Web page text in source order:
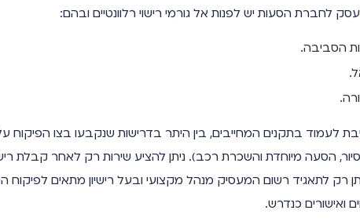
לחברת הסעות יש לפנות אל גורמי רישוי רלוונטיים ובהם:
הסביבה.
לעמוד בתקנים המחייבים, בין היתר בדרישות שנקבעו בצו הפיקוח
הסעה מיוחדת והשכרת רכב). ניתן להציע שירות רק לאחר קבלת
רק לתאגיד רשום המעסיק מנהל מקצועי ובעל רישיון מתאים לפיקוח
ואישורים כנדרש.